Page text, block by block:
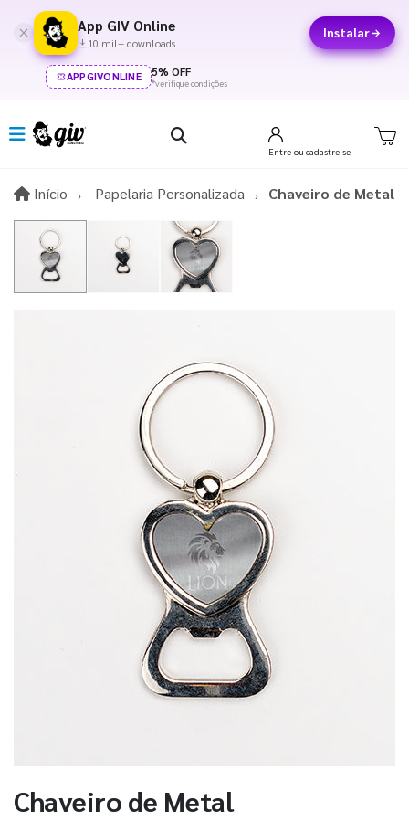
App GIV Online
10 mil+ downloads
Instalar
APPGIVONLINE 5% OFF
*verifique condições
Entre ou cadastre-se
Início InícioPapelaria Personalizada Chaveiro de Metal
Chaveiro de Metal